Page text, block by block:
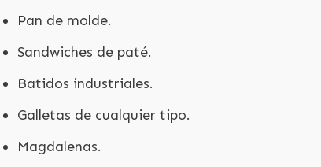
Pan de molde.
Sandwiches de paté.
Batidos industriales.
Galletas de cualquier tipo.
Magdalenas.